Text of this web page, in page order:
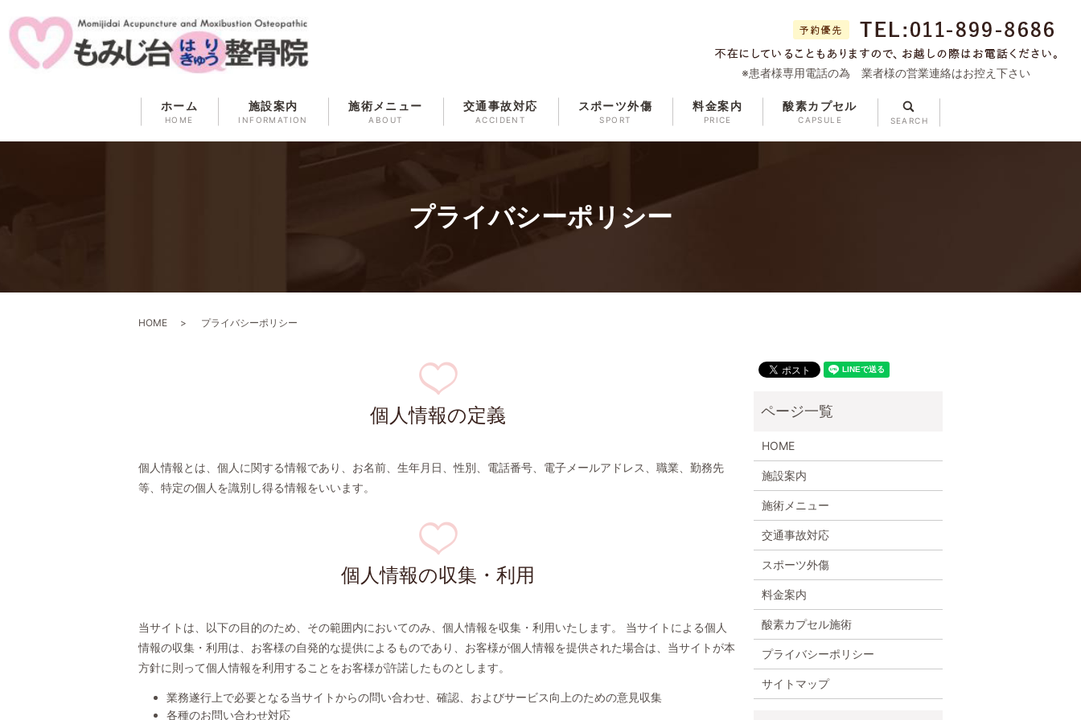
ホーム
HOME
施設案内
INFORMATION
施術メニュー
ABOUT
交通事故対応
ACCIDENT
スポーツ外傷
SPORT
料金案内
PRICE
酸素カプセル
CAPSULE
search
※患者様専用電話の為 業者様の営業連絡はお控え下さい
プライバシーポリシー
HOME プライバシーポリシー
個人情報の定義
個人情報とは、個人に関する情報であり、お名前、生年月日、性別、電話番号、電子メールアドレス、職業、勤務先
等、特定の個人を識別し得る情報をいいます。
個人情報の収集・利用
当サイトは、以下の目的のため、その範囲内においてのみ、個人情報を収集・利用いたします。 当サイトによる個人
情報の収集・利用は、お客様の自発的な提供によるものであり、お客様が個人情報を提供された場合は、当サイトが本
方針に則って個人情報を利用することをお客様が許諾したものとします。
業務遂行上で必要となる当サイトからの問い合わせ、確認、およびサービス向上のための意見収集
各種のお問い合わせ対応
HOME
施設案内
施術メニュー
交通事故対応
スポーツ外傷
料金案内
酸素カプセル施術
プライバシーポリシー
サイトマップ